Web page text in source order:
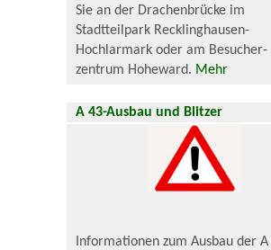
Sie an der Drachenbrücke im
Stadtteilpark Recklinghausen-
Hochlarmark oder am Besucher-
zentrum Hoheward. Mehr
A 43-Ausbau und Blitzer
Informationen zum Ausbau der A